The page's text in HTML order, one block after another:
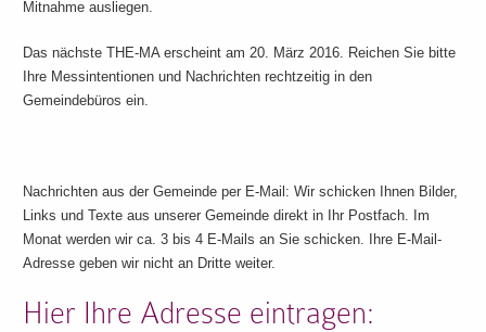
Mitnahme ausliegen.
Das nächste THE-MA erscheint am 20. März 2016. Reichen Sie bitte
Ihre Messintentionen und Nachrichten rechtzeitig in den
Gemeindebüros ein.
Nachrichten aus der Gemeinde per E-Mail: Wir schicken Ihnen Bilder,
Links und Texte aus unserer Gemeinde direkt in Ihr Postfach. Im
Monat werden wir ca. 3 bis 4 E-Mails an Sie schicken. Ihre E-Mail-
Adresse geben wir nicht an Dritte weiter.
Hier Ihre Adresse eintragen: